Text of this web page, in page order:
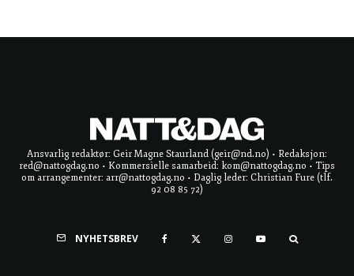
Ansvarlig redaktør: Geir Magne Staurland (geir@nd.no) • Redaksjon:
red@nattogdag.no • Kommersielle samarbeid: kom@nattogdag.no • Tips
om arrangementer: arr@nattogdag.no • Daglig leder: Christian Fure (tlf.
92 08 85 72)
NYHETSBREV